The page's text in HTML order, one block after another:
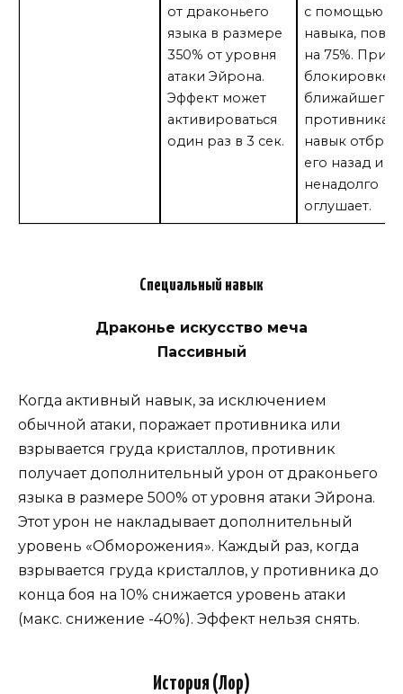
от драконьего
языка в размере
350% от уровня
атаки Эйрона.
Эффект может
активироваться
один раз в 3 сек.
с помощью
навыка,
на 75%. При
блокировке
ближайшего
противника
навык
его назад и
ненадолго
оглушает.
Специальный навык
Драконье искусство меча
Пассивный
Когда активный навык, за исключением
обычной атаки, поражает противника или
взрывается груда кристаллов, противник
получает дополнительный урон от драконьего
языка в размере 500% от уровня атаки Эйрона.
Этот урон не накладывает дополнительный
уровень «Обморожения». Каждый раз, когда
взрывается груда кристаллов, у противника до
конца боя на 10% снижается уровень атаки
(макс. снижение -40%). Эффект нельзя снять.
История (Лор)